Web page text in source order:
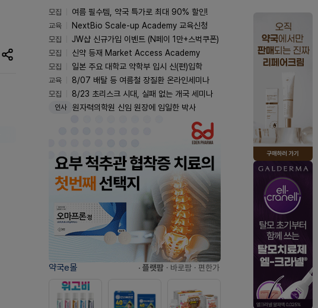
모집
여름 필수템, 약국 특가로 최대 90% 할인!
교육
NextBio Scale-up Academy 교육신청
모집
JW샵 신규가입 이벤트 (N페이 1만+스벅쿠폰)
모집
신약 등재 Market Access Academy
모집
일본 주요 대학교 약학부 입시 신(편)입학
교육
8/07 배탈 등 여름철 장질환 온라인세미나
모집
8/23 초리스크 시대, 실패 없는 개국 세미나
화촉 강복인 원강팜 사장 차녀(8/23)
약국e몰 · 플랫팜 · 바로팜 · 편한가